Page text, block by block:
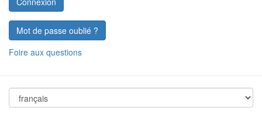
Mot de passe oublié ?
Foire aux questions